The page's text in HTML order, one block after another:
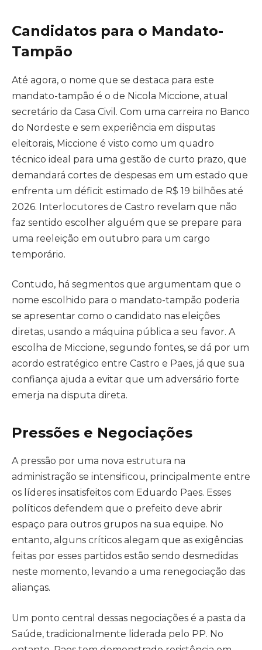
Candidatos para o Mandato-
Tampão
Até agora, o nome que se destaca para este
mandato-tampão é o de Nicola Miccione, atual
secretário da Casa Civil. Com uma carreira no Banco
do Nordeste e sem experiência em disputas
eleitorais, Miccione é visto como um quadro
técnico ideal para uma gestão de curto prazo, que
demandará cortes de despesas em um estado que
enfrenta um déficit estimado de R$ 19 bilhões até
2026. Interlocutores de Castro revelam que não
faz sentido escolher alguém que se prepare para
uma reeleição em outubro para um cargo
temporário.
Contudo, há segmentos que argumentam que o
nome escolhido para o mandato-tampão poderia
se apresentar como o candidato nas eleições
diretas, usando a máquina pública a seu favor. A
escolha de Miccione, segundo fontes, se dá por um
acordo estratégico entre Castro e Paes, já que sua
confiança ajuda a evitar que um adversário forte
emerja na disputa direta.
Pressões e Negociações
A pressão por uma nova estrutura na
administração se intensificou, principalmente entre
os líderes insatisfeitos com Eduardo Paes. Esses
políticos defendem que o prefeito deve abrir
espaço para outros grupos na sua equipe. No
entanto, alguns críticos alegam que as exigências
feitas por esses partidos estão sendo desmedidas
neste momento, levando a uma renegociação das
alianças.
Um ponto central dessas negociações é a pasta da
Saúde, tradicionalmente liderada pelo PP. No